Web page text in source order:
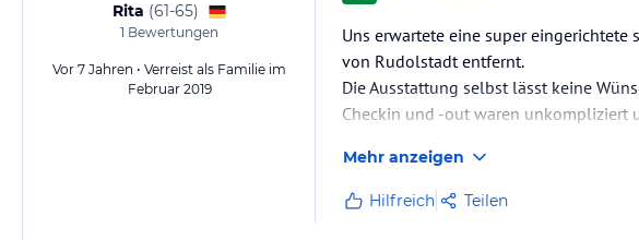
Rita (61-65)
1 Bewertungen
Vor 7 Jahren • Verreist als Familie im
Februar 2019
Uns erwartete eine super
von Rudolstadt entfernt.
Die Ausstattung selbst lässt keine
Checkin und -out waren unkompliziert
Da wir mit einem Kleinkind (2 1/2
was aber nicht…
Mehr anzeigen
Hilfreich Teilen